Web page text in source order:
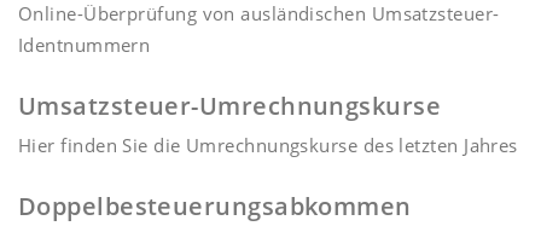
Online-Überprüfung von ausländischen Umsatzsteuer-
Identnummern
Umsatzsteuer-Umrechnungskurse
Hier finden Sie die Umrechnungskurse des letzten Jahres
Doppelbesteuerungsabkommen